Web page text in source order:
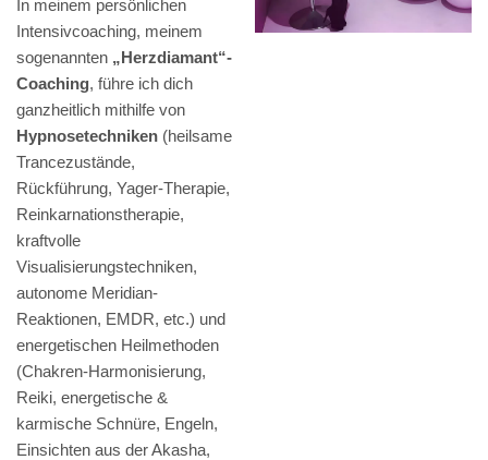
In meinem persönlichen
Intensivcoaching, meinem
sogenannten „Herzdiamant“-
Coaching, führe ich dich
ganzheitlich mithilfe von
Hypnosetechniken (heilsame
Trancezustände,
Rückführung, Yager-Therapie,
Reinkarnationstherapie,
kraftvolle
Visualisierungstechniken,
autonome Meridian-
Reaktionen, EMDR, etc.) und
energetischen Heilmethoden
(Chakren-Harmonisierung,
Reiki, energetische &
karmische Schnüre, Engeln,
Einsichten aus der Akasha,